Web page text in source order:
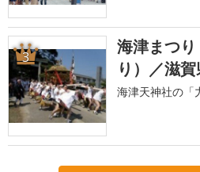
3
海津まつ
り）／滋
海津天神社の「